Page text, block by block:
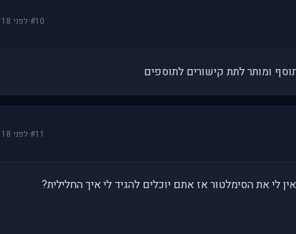
#10
·לפני 18 שנים
#11
·לפני 18 שנים
לי את הסימלטור אז אתם יוכלים להגיד לי איך החלילית?